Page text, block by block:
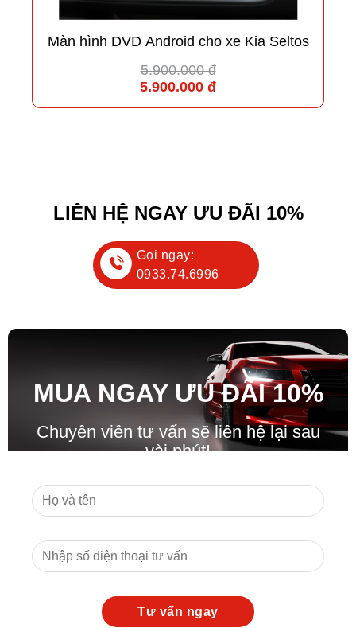
Màn hình DVD Android cho xe Kia Seltos
5.900.000 đ
5.900.000 đ
LIÊN HỆ NGAY ƯU ĐÃI 10%
Gọi ngay:
0933.74.6996
MUA NGAY ƯU ĐÃI10%
Chuyên viên tư vấn sẽ liên hệ lại sau
vài phút!